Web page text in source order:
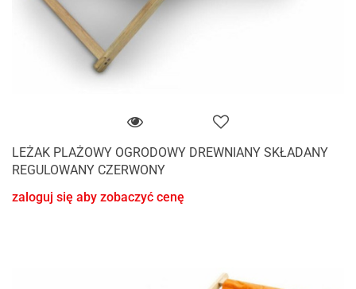
LEŻAK PLAŻOWY OGRODOWY DREWNIANY SKŁADANY
REGULOWANY CZERWONY
zaloguj się aby zobaczyć cenę